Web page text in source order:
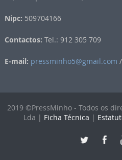
Nipc: 509704166
Contactos: Tel.: 912 305 709
E-mail: pressminho5@gmail.com /
2019 ©PressMinho - Todos os
Lda | Ficha Técnica |